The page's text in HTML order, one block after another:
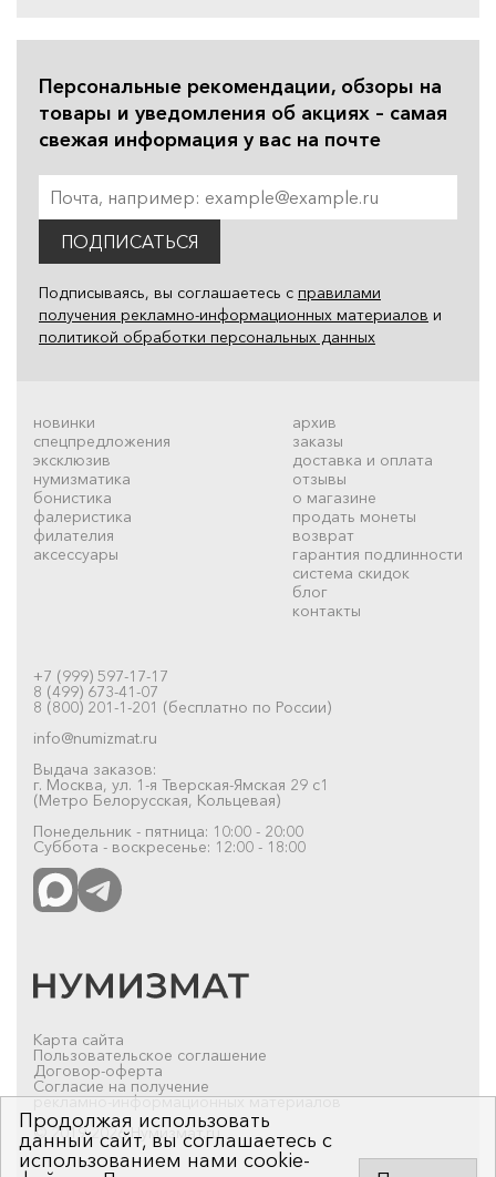
Персональные рекомендации, обзоры на
товары и уведомления об акциях – самая
свежая информация у вас на почте
ПОДПИСАТЬСЯ
Подписываясь, вы соглашаетесь с правилами
получения рекламно-информационных материалов и
политикой обработки персональных данных
новинки
спецпредложения
эксклюзив
нумизматика
бонистика
фалеристика
филателия
аксессуары
архив
заказы
доставка и оплата
отзывы
о магазине
продать монеты
возврат
гарантия подлинности
система скидок
блог
контакты
+7 (999) 597-17-17
8 (499) 673-41-07
8 (800) 201-1-201 (бесплатно по России)
info@numizmat.ru
Выдача заказов:
г. Москва, ул. 1-я Тверская-Ямская 29 с1
(Метро Белорусская, Кольцевая)
Понедельник - пятница: 10:00 - 20:00
Суббота - воскресенье: 12:00 - 18:00
Карта сайта
Пользовательское соглашение
Договор-оферта
Согласие на получение
рекламно-информационных материалов
© 2019-2026 Нумизмат.ru
Продолжая использовать
данный сайт, вы соглашаетесь с
использованием нами cookie-